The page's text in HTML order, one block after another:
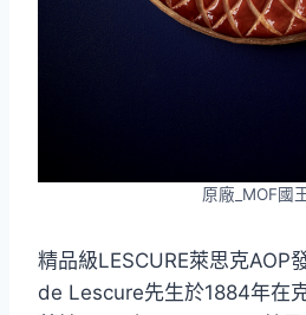
原廠_MOF國
精品級LESCURE萊思克AOP
de Lescure先生於1884年在